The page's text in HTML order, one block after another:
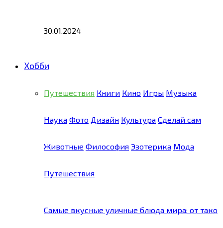
30.01.2024
Хобби
Путешествия Книги Кино Игры Музыка
Наука Фото Дизайн Культура Сделай сам
Животные Философия Эзотерика Мода
Путешествия
Самые вкусные уличные блюда мира: от тако